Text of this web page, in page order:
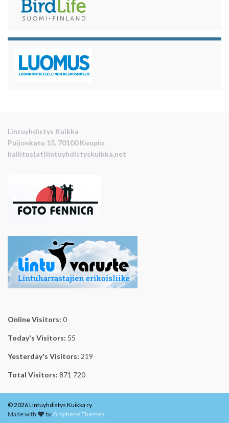
Lintuyhdistys Kuikka
Puijonkatu 15, 70100 Kuopio
hallitus(at)lintuyhdistyskuikka.net
Online Visitors: 0
Today's Visitors: 55
Yesterday's Visitors: 219
Total Visitors: 871 720
© 2026 Lintuyhdistys Kuikka ry.
Made with
by Graphene Themes.